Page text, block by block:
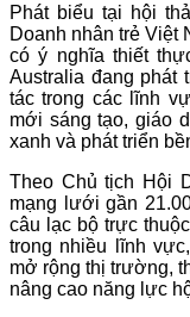
Phát biểu tại hội
Doanh nhân trẻ Việt
có ý nghĩa thiết
Australia đang phát
tác trong các lĩnh
mới sáng tạo, giáo
xanh và phát triển
Theo Chủ tịch Hội
mạng lưới gần
câu lạc bộ trực
trong nhiều lĩnh
mở rộng thị trường,
nâng cao năng lực